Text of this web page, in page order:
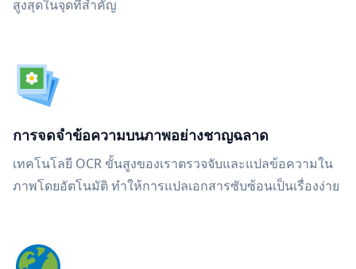
สูงสุดในจุดที่สำคัญ
การจดจำข้อความบนภาพอย่างชาญฉลาด
เทคโนโลยี OCR ขั้นสูงของเราตรวจจับและแปลข้อความใน
ภาพโดยอัตโนมัติ ทำให้การแปลเอกสารซับซ้อนเป็นเรื่องง่าย